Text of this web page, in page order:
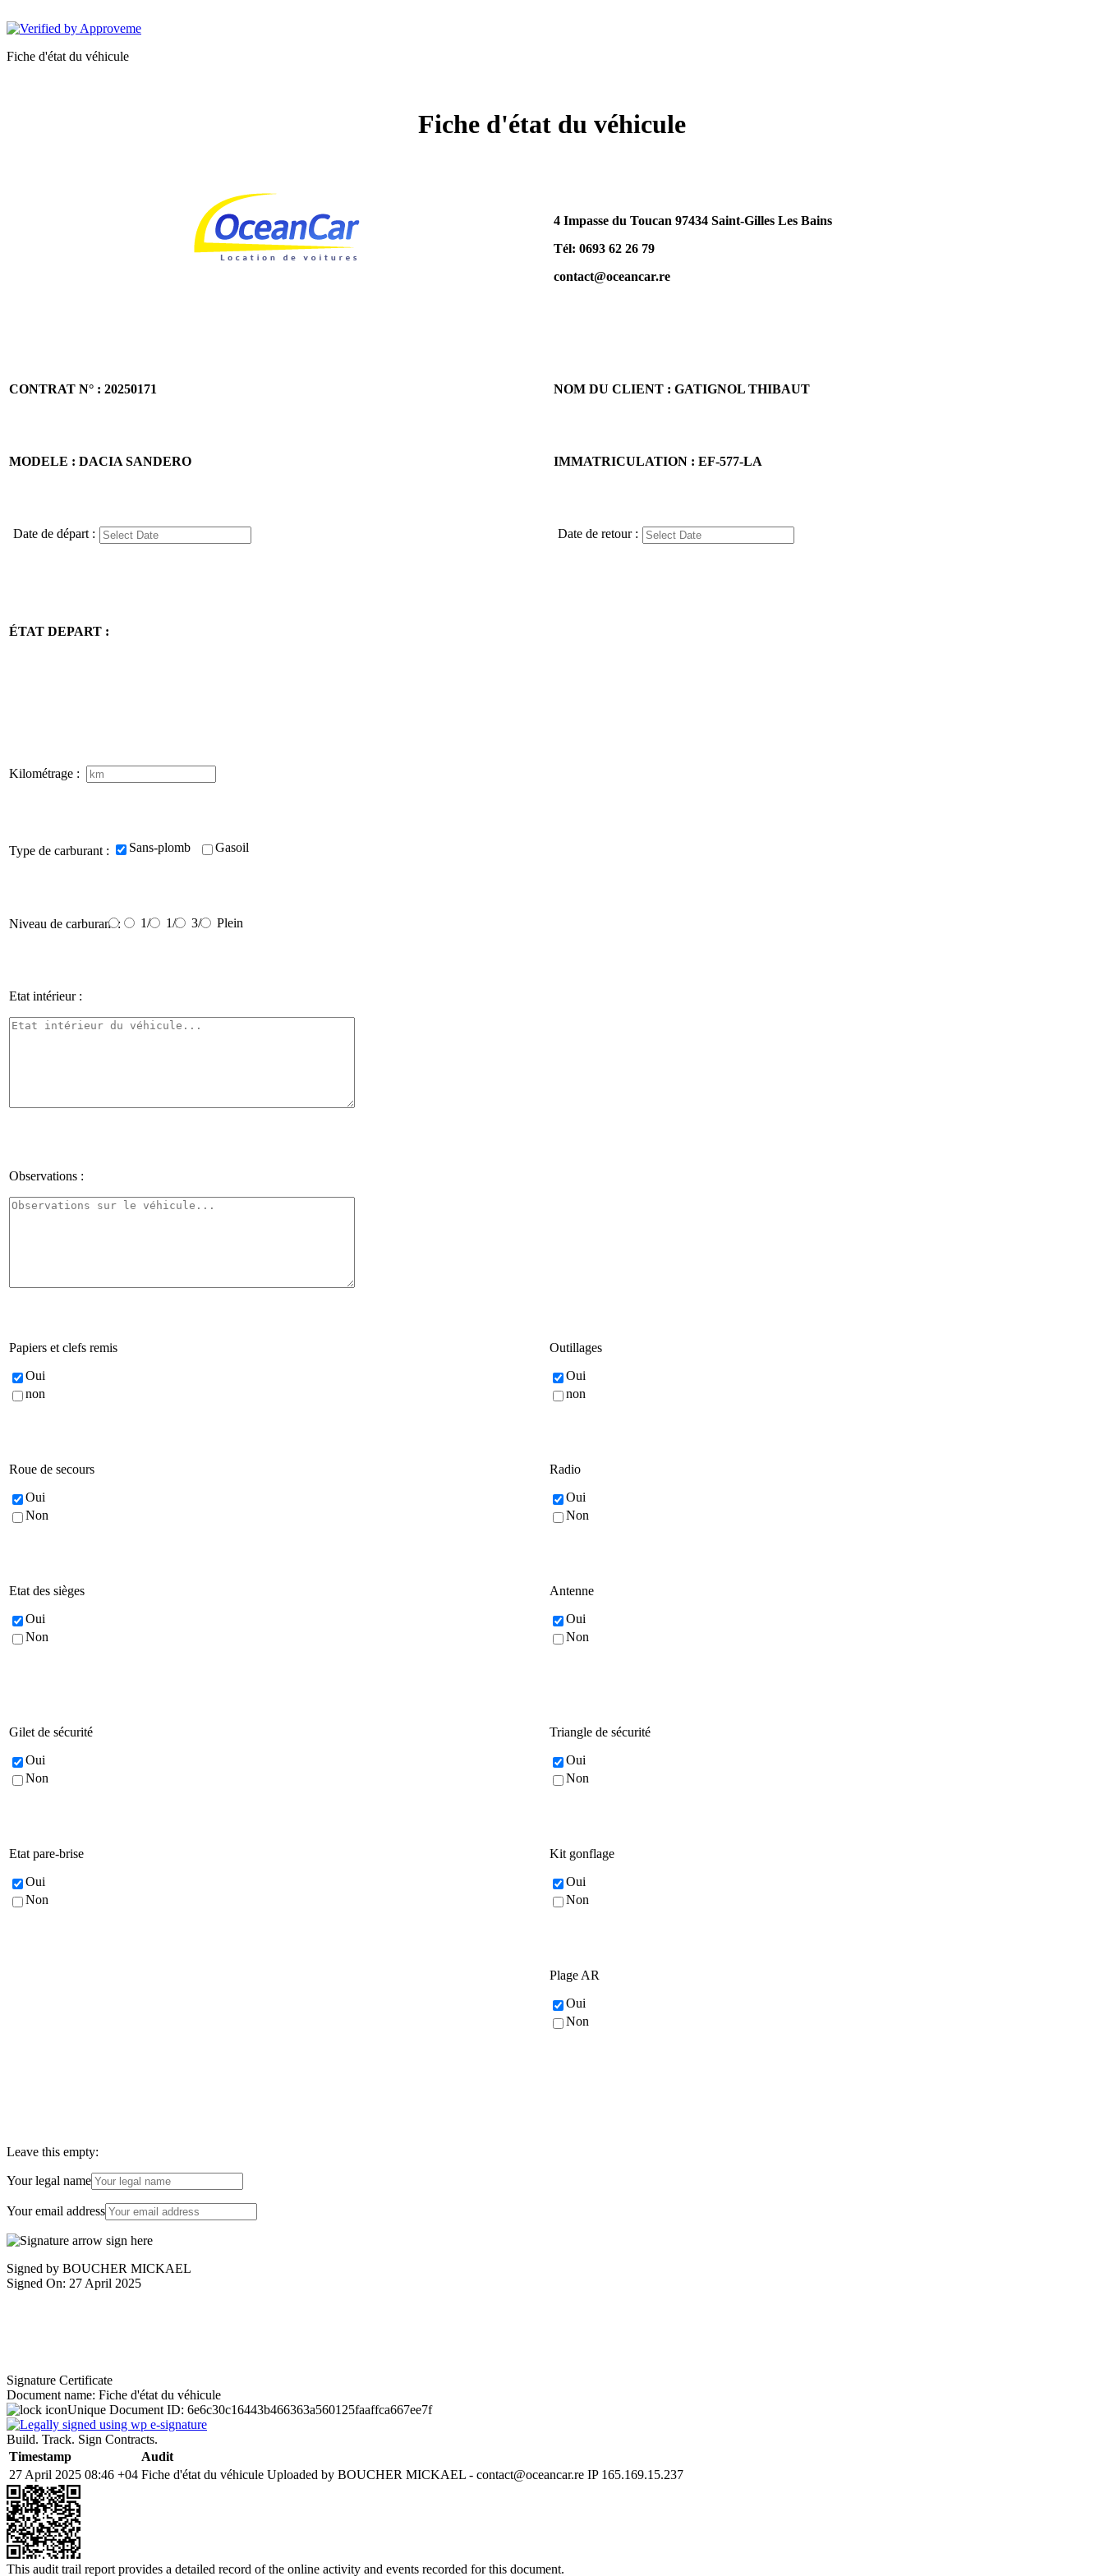
Fiche d'état du véhicule
Fiche d'état du véhicule
4 Impasse du Toucan 97434 Saint-Gilles Les Bains
Tél: 0693 62 26 79
contact@oceancar.re
CONTRAT N° : 20250171 NOM DU CLIENT : GATIGNOL THIBAUT
MODELE : DACIA SANDERO IMMATRICULATION : EF-577-LA
Date de départ : Date de retour :
ÉTAT DEPART :
Kilométrage :
Type de carburant : Sans-plomb Gasoil
Niveau de carburant : 0 1/4 1/2 3/4 Plein
Etat intérieur :
Observations :
Papiers et clefs remis
Oui
non
Outillages
Oui
non
Roue de secours
Oui
Non
Radio
Oui
Non
Etat des sièges
Oui
Non
Antenne
Oui
Non
Gilet de sécurité
Oui
Non
Triangle de sécurité
Oui
Non
Etat pare-brise
Oui
Non
Kit gonflage
Oui
Non
Plage AR
Oui
Non
Leave this empty:
Your legal name
Your email address
Signed by BOUCHER MICKAEL
Signed On: 27 April 2025
Signature Certificate
Document name: Fiche d'état du véhicule
Unique Document ID: 6e6c30c16443b466363a560125faaffca667ee7f
Build. Track. Sign Contracts.
Timestamp
Audit
27 April 2025 08:46 +04 Fiche d'état du véhicule Uploaded by BOUCHER MICKAEL - contact@oceancar.re IP 165.169.15.237
This audit trail report provides a detailed record of the online activity and events recorded for this document.